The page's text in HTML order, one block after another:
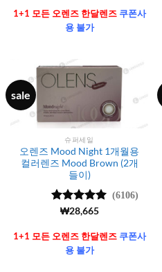
가됨
1+1 모든 오렌즈 한달렌즈쿠폰사
용 불가
sale
슈퍼세일
오렌즈 Mood Night 1개월용
컬러렌즈 Mood Brown (2개
들이)
5 중에서
가됨
(6106)
₩28,665
1+1 모든 오렌즈 한달렌즈쿠폰사
용 불가